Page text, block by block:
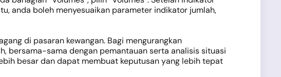
anda boleh menyesuaikan parameter indikator jumlah,
di pasaran kewangan. Bagi mengurangkan
bersama-sama dengan pemantauan serta analisis situasi
besar dan dapat membuat keputusan yang lebih tepat